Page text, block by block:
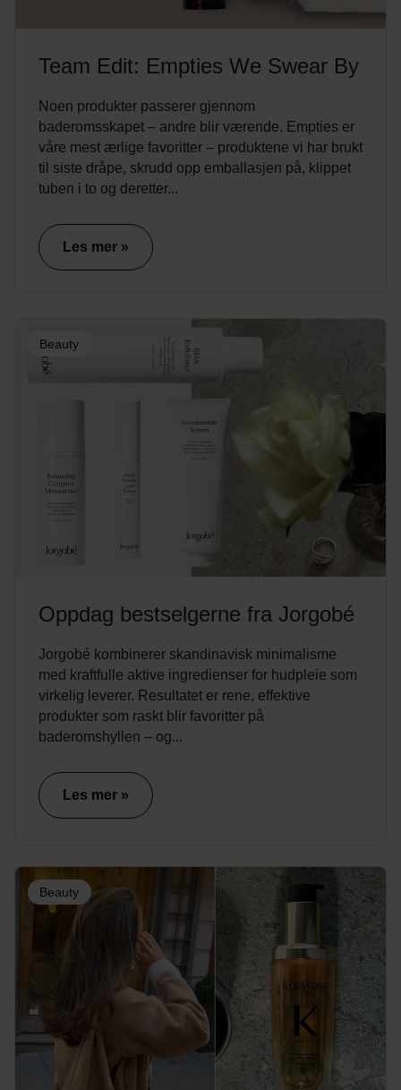
Team Edit: Empties We Swear By
Noen produkter passerer gjennom
baderomsskapet – andre blir værende. Empties er
våre mest ærlige favoritter – produktene vi har brukt
til siste dråpe, skrudd opp emballasjen på, klippet
tuben i to og deretter...
Les mer »
Beauty
Oppdag bestselgerne fra Jorgobé
Jorgobé kombinerer skandinavisk minimalisme
med kraftfulle aktive ingredienser for hudpleie som
virkelig leverer. Resultatet er rene, effektive
produkter som raskt blir favoritter på
baderomshyllen – og...
Les mer »
Beauty